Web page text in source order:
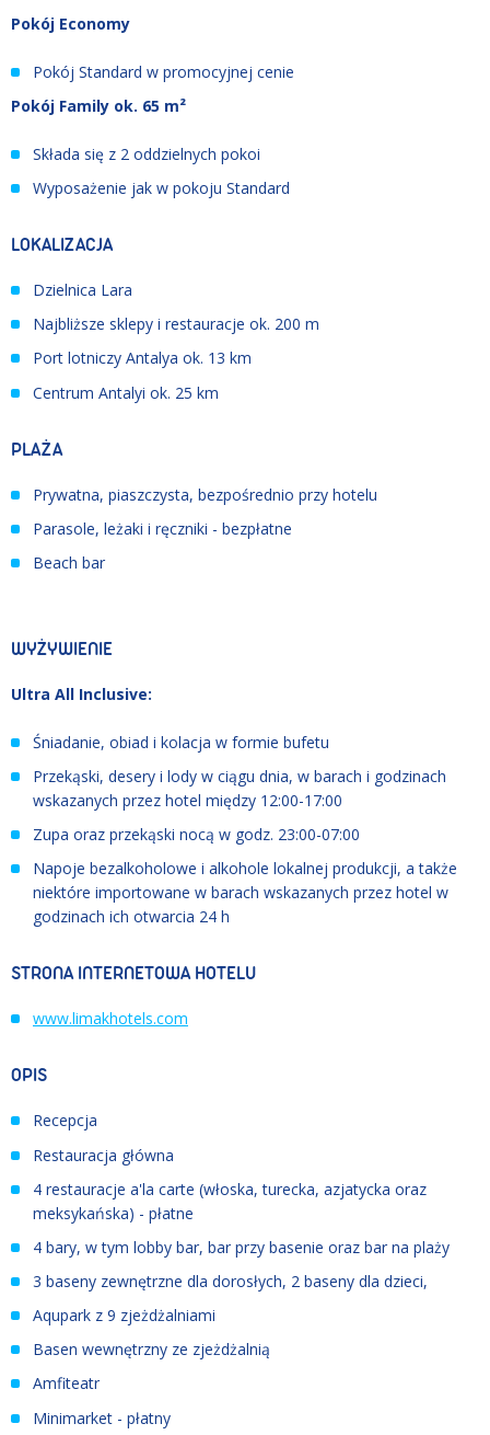
Pokój Economy
Pokój Standard w promocyjnej cenie
Pokój Family ok. 65 m²
Składa się z 2 oddzielnych pokoi
Wyposażenie jak w pokoju Standard
LOKALIZACJA
Dzielnica Lara
Najbliższe sklepy i restauracje ok. 200 m
Port lotniczy Antalya ok. 13 km
Centrum Antalyi ok. 25 km
PLAŻA
Prywatna, piaszczysta, bezpośrednio przy hotelu
Parasole, leżaki i ręczniki - bezpłatne
Beach bar
WYŻYWIENIE
Ultra All Inclusive:
Śniadanie, obiad i kolacja w formie bufetu
Przekąski, desery i lody w ciągu dnia, w barach i godzinach
wskazanych przez hotel między 12:00-17:00
Zupa oraz przekąski nocą w godz. 23:00-07:00
Napoje bezalkoholowe i alkohole lokalnej produkcji, a także
niektóre importowane w barach wskazanych przez hotel w
godzinach ich otwarcia 24 h
STRONA INTERNETOWA HOTELU
www.limakhotels.com
OPIS
Recepcja
Restauracja główna
4 restauracje a'la carte (włoska, turecka, azjatycka oraz
meksykańska) - płatne
4 bary, w tym lobby bar, bar przy basenie oraz bar na plaży
3 baseny zewnętrzne dla dorosłych, 2 baseny dla dzieci,
Aqupark z 9 zjeżdżalniami
Basen wewnętrzny ze zjeżdżalnią
Amfiteatr
Minimarket - płatny